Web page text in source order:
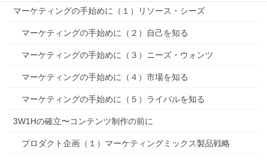
マーケティングの手始めに（１）リソース・シーズ
マーケティングの手始めに（２）自己を知る
マーケティングの手始めに（３）ニーズ・ウォンツ
マーケティングの手始めに（４）市場を知る
マーケティングの手始めに（５）ライバルを知る
3W1Hの確立〜コンテンツ制作の前に
プロダクト企画（１）マーケティングミックス製品戦略